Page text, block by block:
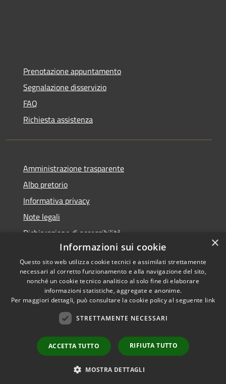
Prenotazione appuntamento
Segnalazione disservizio
FAQ
Richiesta assistenza
Amministrazione trasparente
Albo pretorio
Informativa privacy
Note legali
Dichiarazione di accessibilità
Accessibilità
Privacy
Copyright ©
Comune di Fiumicello Villa
byMunicipium•
×
Informazioni sui cookie
Questo sito web utilizza cookie tecnici e assimilati strettamente
necessari al corretto funzionamento e alla navigazione del sito,
nonché un cookie tecnico analitico al solo fine di elaborare
informazioni statistiche, aggregate e anonime.
Per maggiori dettagli, può consultare la cookie policy al seguente link
STRETTAMENTE NECESSARI
ACCETTA TUTTO RIFIUTA TUTTO
MOSTRA DETTAGLI